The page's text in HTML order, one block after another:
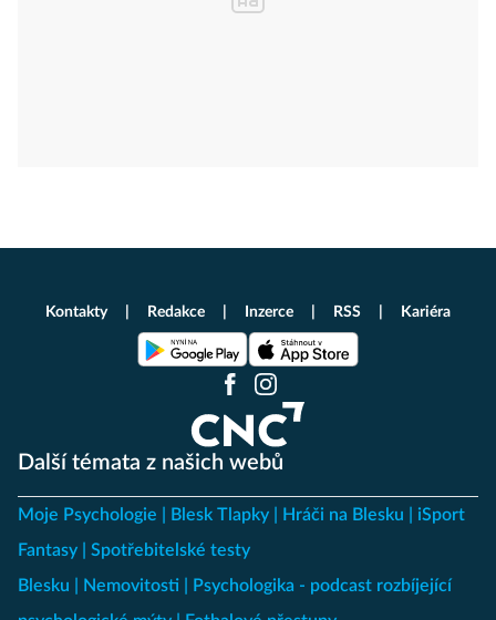
Další témata z našich webů
Moje Psychologie Blesk Tlapky Hráči na Blesku
iSport
Fantasy
Spotřebitelské testy
Blesku
Nemovitosti
Psychologika - podcast rozbíjející
Kontakty Redakce Inzerce RSS Kariéra